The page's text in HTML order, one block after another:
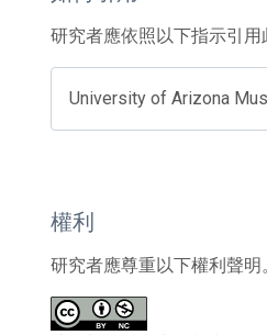
研究者應依照以下指示引用
University of Arizona
權利
研究者應尊重以下權利聲明